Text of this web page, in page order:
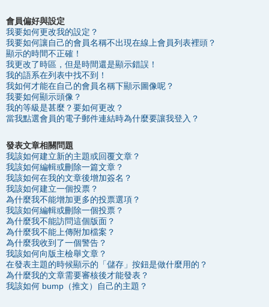
會員偏好與設定
我要如何更改我的設定？
我要如何讓自己的會員名稱不出現在線上會員列表裡頭？
顯示的時間不正確！
我更改了時區，但是時間還是顯示錯誤！
我的語系在列表中找不到！
我如何才能在自己的會員名稱下顯示圖像呢？
我要如何顯示頭像？
我的等級是甚麼？要如何更改？
當我點選會員的電子郵件連結時為什麼要讓我登入？
發表文章相關問題
我該如何建立新的主題或回覆文章？
我該如何編輯或刪除一篇文章？
我該如何在我的文章後增加簽名？
我該如何建立一個投票？
為什麼我不能增加更多的投票選項？
我該如何編輯或刪除一個投票？
為什麼我不能訪問這個版面？
為什麼我不能上傳附加檔案？
為什麼我收到了一個警告？
我該如何向版主檢舉文章？
在發表主題的時候顯示的「儲存」按鈕是做什麼用的？
為什麼我的文章需要審核後才能發表？
我該如何 bump（推文）自己的主題？